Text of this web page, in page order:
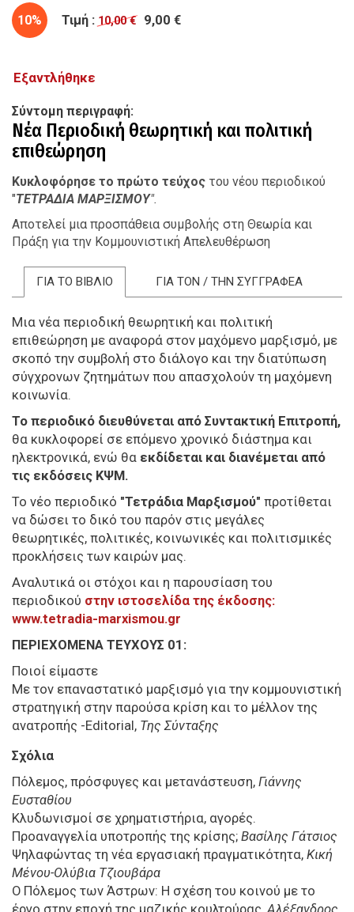
10% Τιμή : 10,00 € 9,00 €
Εξαντλήθηκε
Σύντομη περιγραφή
Νέα Περιοδική θεωρητική και πολιτική
επιθεώρηση
Κυκλοφόρησε το πρώτο τεύχος του νέου περιοδικού
"ΤΕΤΡΑΔΙΑ ΜΑΡΞΙΣΜΟΥ".
Αποτελεί μια προσπάθεια συμβολής στη Θεωρία και
Πράξη για την Κομμουνιστική Απελευθέρωση
ΓΙΑ ΤΟ ΒΙΒΛΙΟ ΓΙΑ ΤΟΝ / ΤΗΝ ΣΥΓΓΡΑΦΕΑ
Μια νέα περιοδική θεωρητική και πολιτική
επιθεώρηση με αναφορά στον μαχόμενο μαρξισμό, με
σκοπό την συμβολή στο διάλογο και την διατύπωση
σύγχρονων ζητημάτων που απασχολούν τη μαχόμενη
κοινωνία.
Το περιοδικό διευθύνεται από Συντακτική Επιτροπή,
θα κυκλοφορεί σε επόμενο χρονικό διάστημα και
ηλεκτρονικά, ενώ θα εκδίδεται και διανέμεται από
τις εκδόσεις ΚΨΜ.
Το νέο περιοδικό "Τετράδια Μαρξισμού" προτίθεται
να δώσει το δικό του παρόν στις μεγάλες
θεωρητικές, πολιτικές, κοινωνικές και πολιτισμικές
προκλήσεις των καιρών μας.
Αναλυτικά οι στόχοι και η παρουσίαση του
περιοδικού στην ιστοσελίδα της έκδοσης:
www.tetradia-marxismou.gr
ΠΕΡΙΕΧΟΜΕΝΑ ΤΕΥΧΟΥΣ 01:
Ποιοί είμαστε
Με τον επαναστατικό μαρξισμό για την κομμουνιστική
στρατηγική στην παρούσα κρίση και το μέλλον της
ανατροπής -Editorial, Της Σύνταξης
Σχόλια
Πόλεμος, πρόσφυγες και μετανάστευση, Γιάννης
Ευσταθίου
Κλυδωνισμοί σε χρηματιστήρια, αγορές.
Προαναγγελία υποτροπής της κρίσης; Βασίλης Γάτσιος
Ψηλαφώντας τη νέα εργασιακή πραγματικότητα, Κική
Μένου-Ολύβια Τζιουβάρα
Ο Πόλεμος των Άστρων: Η σχέση του κοινού με το
έργο στην εποχή της μαζικής κουλτούρας, Αλέξανδρος